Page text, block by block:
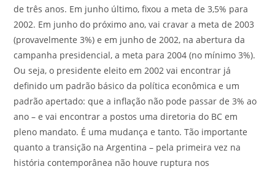
de três anos. Em junho último, fixou a meta de 3,5% para
2002. Em junho do próximo ano, vai cravar a meta de 2003
(provavelmente 3%) e em junho de 2002, na abertura da
campanha presidencial, a meta para 2004 (no mínimo 3%).
Ou seja, o presidente eleito em 2002 vai encontrar já
definido um padrão básico da política econômica e um
padrão apertado: que a inflação não pode passar de 3% ao
ano – e vai encontrar a postos uma diretoria do BC em
pleno mandato. É uma mudança e tanto. Tão importante
quanto a transição na Argentina – pela primeira vez na
história contemporânea não houve ruptura nos